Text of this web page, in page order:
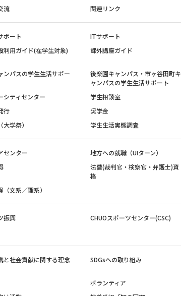
流 関連リンク
ポート ITサポート
利用ガイド(在学生対象)
課外講座ガイド
ンパスの学生生活サポー
後楽園キャンパス・市ヶ谷田町キ
ャンパスの学生生活サポート
シティセンター 学生相談室
行
奨学金
大学祭）
学生生活実態調査
センター 地方への就職（UIターン）
法曹(裁判官・検察官・弁護士)資
格
（文系／理系）
振興 CHUOスポーツセンター(CSC)
と社会貢献に関する理念 SDGsへの取り組み
ボランティア